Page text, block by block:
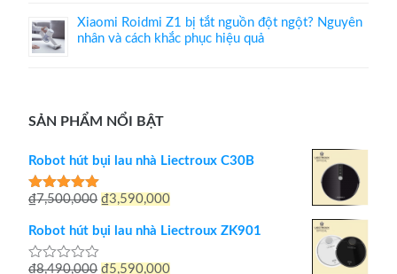
Xiaomi Roidmi Z1 bị tắt nguồn đột ngột? Nguyên
nhân và cách khắc phục hiệu quả
SẢN PHẨM NỔI BẬT
Robot hút bụi lau nhà Liectroux C30B
Được xếp
5 sao
₫7,500,000 Giá
gốc
₫3,590,000Giá
hiện
Robot hút bụi lau nhà Liectroux ZK901
Được
₫8,490,000 Giá
₫5,590,000Giá